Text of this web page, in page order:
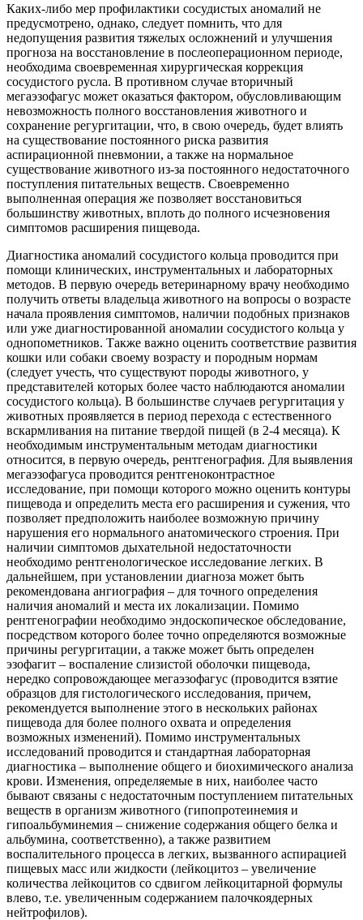
Каких-либо мер профилактики сосудистых аномалий не
предусмотрено, однако, следует помнить, что для
недопущения развития тяжелых осложнений и улучшения
прогноза на восстановление в послеоперационном периоде,
необходима своевременная хирургическая коррекция
сосудистого русла. В противном случае вторичный
мегаэзофагус может оказаться фактором, обусловливающим
невозможность полного восстановления животного и
сохранение регургитации, что, в свою очередь, будет влиять
на существование постоянного риска развития
аспирационной пневмонии, а также на нормальное
существование животного из-за постоянного недостаточного
поступления питательных веществ. Своевременно
выполненная операция же позволяет восстановиться
большинству животных, вплоть до полного исчезновения
симптомов расширения пищевода.
Диагностика аномалий сосудистого кольца проводится при
помощи клинических, инструментальных и лабораторных
методов. В первую очередь ветеринарному врачу необходимо
получить ответы владельца животного на вопросы о возрасте
начала проявления симптомов, наличии подобных признаков
или уже диагностированной аномалии сосудистого кольца у
однопометников. Также важно оценить соответствие развития
кошки или собаки своему возрасту и породным нормам
(следует учесть, что существуют породы животного, у
представителей которых более часто наблюдаются аномалии
сосудистого кольца). В большинстве случаев регургитация у
животных проявляется в период перехода с естественного
вскармливания на питание твердой пищей (в 2-4 месяца). К
необходимым инструментальным методам диагностики
относится, в первую очередь, рентгенография. Для выявления
мегаэзофагуса проводится рентгеноконтрастное
исследование, при помощи которого можно оценить контуры
пищевода и определить места его расширения и сужения, что
позволяет предположить наиболее возможную причину
нарушения его нормального анатомического строения. При
наличии симптомов дыхательной недостаточности
необходимо рентгенологическое исследование легких. В
дальнейшем, при установлении диагноза может быть
рекомендована ангиография – для точного определения
наличия аномалий и места их локализации. Помимо
рентгенографии необходимо эндоскопическое обследование,
посредством которого более точно определяются возможные
причины регургитации, а также может быть определен
эзофагит – воспаление слизистой оболочки пищевода,
нередко сопровождающее мегаэзофагус (проводится взятие
образцов для гистологического исследования, причем,
рекомендуется выполнение этого в нескольких районах
пищевода для более полного охвата и определения
возможных изменений). Помимо инструментальных
исследований проводится и стандартная лабораторная
диагностика – выполнение общего и биохимического анализа
крови. Изменения, определяемые в них, наиболее часто
бывают связаны с недостаточным поступлением питательных
веществ в организм животного (гипопротеинемия и
гипоальбуминемия – снижение содержания общего белка и
альбумина, соответственно), а также развитием
воспалительного процесса в легких, вызванного аспирацией
пищевых масс или жидкости (лейкоцитоз – увеличение
количества лейкоцитов со сдвигом лейкоцитарной формулы
влево, т.е. увеличенным содержанием палочкоядерных
нейтрофилов).